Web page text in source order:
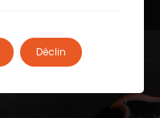
Déclin